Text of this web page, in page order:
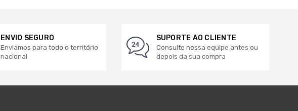
ENVIO SEGURO
Enviamos para todo o território
nacional
SUPORTE AO CLIENTE
Consulte nossa equipe antes ou
depois da sua compra